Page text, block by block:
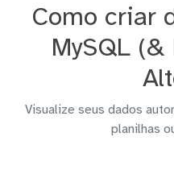
Como criar
MySQL (&
Visualize seus dados
planilhas